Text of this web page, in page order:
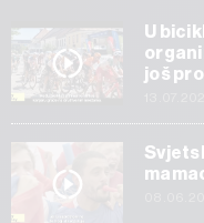
U
još